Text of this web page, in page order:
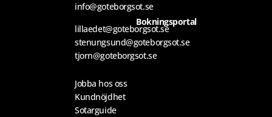
info@goteborgsot.se
lillaedet@goteborgsot.se
stenungsund@goteborgsot.se
tjorn@goteborgsot.se
Jobba hos oss
Kundnöjdhet
Sotarguide
Bokningsportal